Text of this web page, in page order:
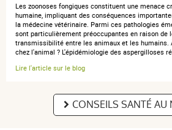
Les zoonoses fongiques constituent une menace
humaine, impliquant des conséquences
la médecine vétérinaire. Parmi ces pathologies
sont particulièrement préoccupantes en raison de
transmissibilité entre les animaux et les humains.
chez l'animal ? L'épidémiologie des aspergilloses
Lire l'article sur le blog
CONSEILS SANTÉ AU